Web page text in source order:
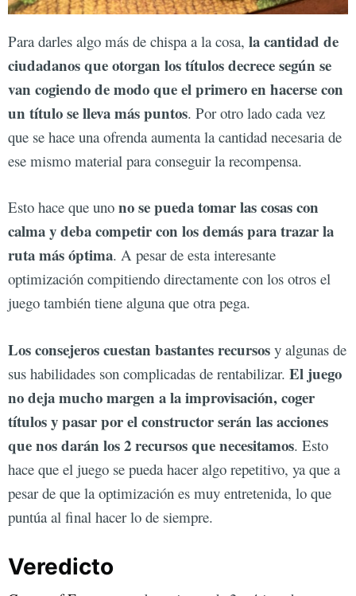
Para darles algo más de chispa a la cosa, la cantidad de
ciudadanos que otorgan los títulos decrece según se
van cogiendo de modo que el primero en hacerse con
un título se lleva más puntos. Por otro lado cada vez
que se hace una ofrenda aumenta la cantidad necesaria de
ese mismo material para conseguir la recompensa.
Esto hace que uno no se pueda tomar las cosas con
calma y deba competir con los demás para trazar la
ruta más óptima. A pesar de esta interesante
optimización compitiendo directamente con los otros el
juego también tiene alguna que otra pega.
Los consejeros cuestan bastantes recursos y algunas de
sus habilidades son complicadas de rentabilizar. El juego
no deja mucho margen a la improvisación, coger
títulos y pasar por el constructor serán las acciones
que nos darán los 2 recursos que necesitamos. Esto
hace que el juego se pueda hacer algo repetitivo, ya que a
pesar de que la optimización es muy entretenida, lo que
puntúa al final hacer lo de siempre.
Veredicto